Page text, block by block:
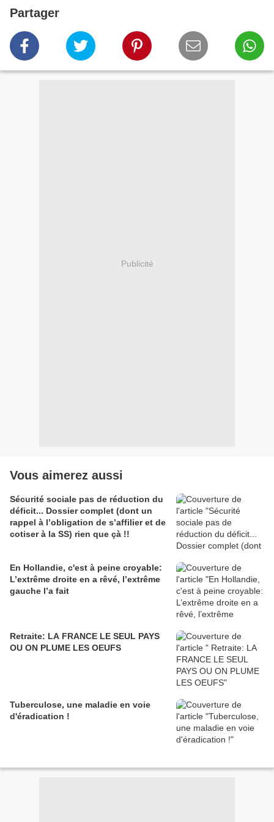
Partager
Publicité
Vous aimerez aussi
Sécurité sociale pas de réduction du
déficit... Dossier complet (dont un
rappel à l’obligation de s’affilier et de
cotiser à la SS) rien que çà !!
En Hollandie, c'est à peine croyable:
L’extrême droite en a rêvé, l’extrême
gauche l’a fait
Retraite: LA FRANCE LE SEUL PAYS
OU ON PLUME LES OEUFS
Tuberculose, une maladie en voie
d'éradication !